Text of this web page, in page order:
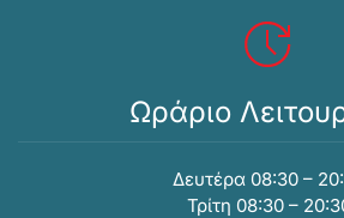
Ωράριο
Δευτέρα 08:30 –
Τρίτη 08:30 –